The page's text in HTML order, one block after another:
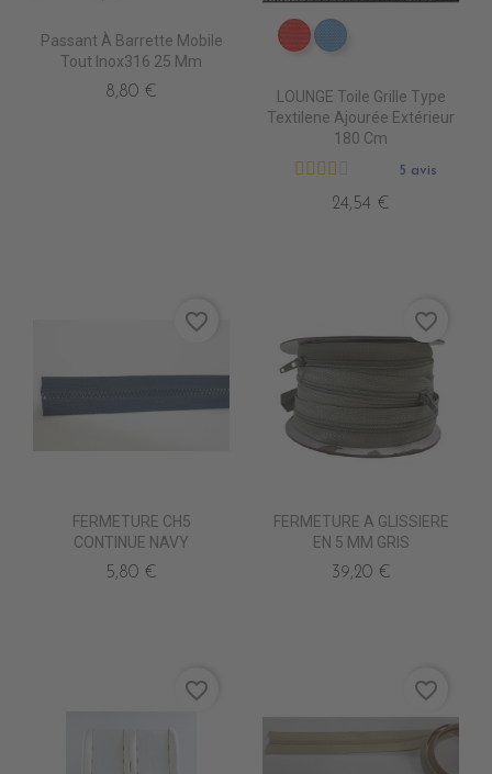
Passant À Barrette Mobile
Tout Inox316 25 Mm
8,80 €
DB0208 ROUGE
DB0224 CIEL
LOUNGE Toile Grille Type
Textilene Ajourée Extérieur
180 Cm
5 avis
24,54 €
FERMETURE CH5
CONTINUE NAVY
5,80 €
favorite_border
FERMETURE A GLISSIERE
EN 5 MM GRIS
39,20 €
favorite_border
favorite_border favorite_border